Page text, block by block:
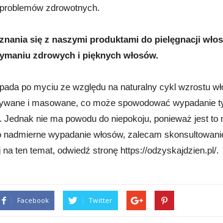
zdrowotnych.
się z naszymi produktami do pielęgnacji
zdrowych i pięknych włosów.
po myciu ze względu na naturalny cykl wzrostu
i masowane, co może spowodować wypadanie
nie ma powodu do niepokoju, ponieważ jest to
wypadanie włosów, zalecam
ten temat, odwiedź stronę https://odzyskajdzien.pl/.
Facebook Twitter